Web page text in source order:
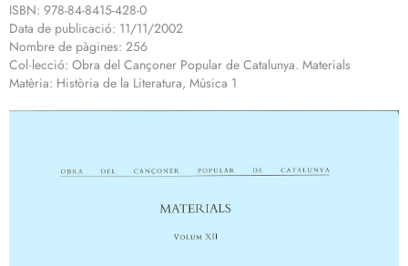
ISBN: 978-84-8415-428-0
Data de publicació: 11/11/2002
Nombre de pàgines: 256
Col·lecció: Obra del Cançoner Popular de Catalunya. Materials
Matèria: Història de la Literatura, Música 1